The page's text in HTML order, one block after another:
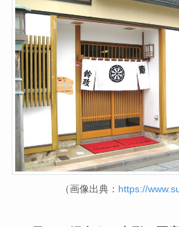
（画像出典： https://